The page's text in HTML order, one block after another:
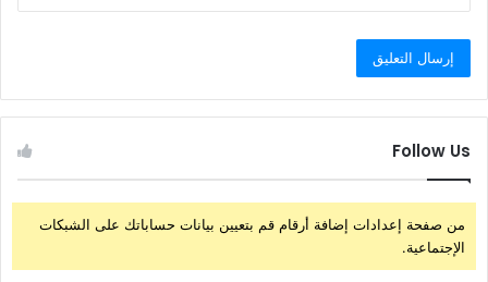
Follow Us
من صفحة إعدادات إضافة أرقام قم بتعيين بيانات حساباتك على الشبكات
الإجتماعية.